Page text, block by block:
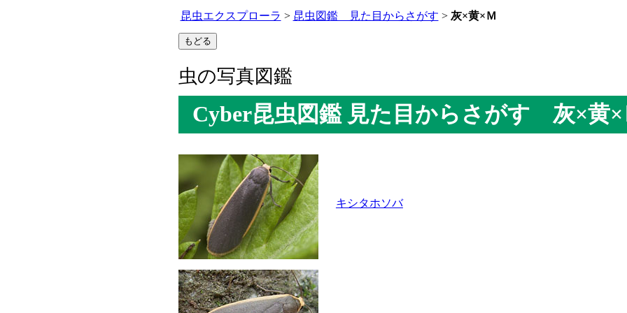
昆虫エクスプローラ > 昆虫図鑑 見た目からさがす > 灰×黄×Ｍ
虫の写真図鑑
Cyber昆虫図鑑 見た目からさがす 灰×黄×
キシタホソバ